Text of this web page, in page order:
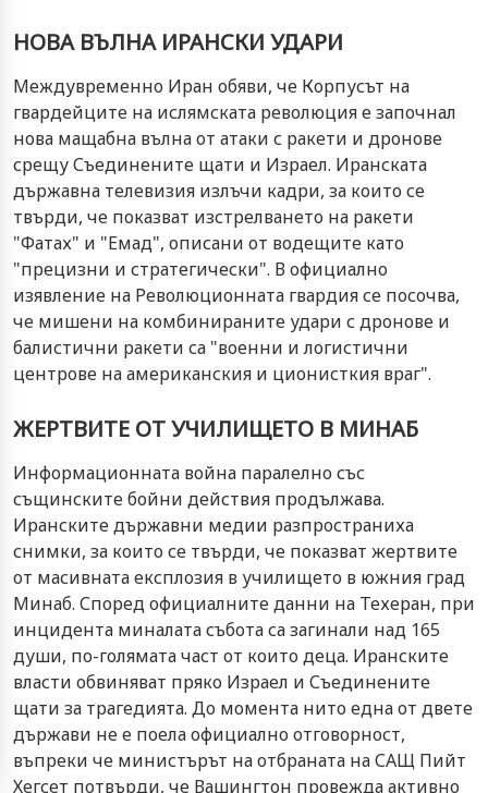
НОВА ВЪЛНА ИРАНСКИ УДАРИ
Междувременно Иран обяви, че Корпусът на
гвардейците на ислямската революция е започнал
нова мащабна вълна от атаки с ракети и дронове
срещу Съединените щати и Израел. Иранската
държавна телевизия излъчи кадри, за които се
твърди, че показват изстрелването на ракети
"Фатах" и "Емад", описани от водещите като
"прецизни и стратегически". В официално
изявление на Революционната гвардия се посочва,
че мишени на комбинираните удари с дронове и
балистични ракети са "военни и логистични
центрове на американския и ционисткия враг".
ЖЕРТВИТЕ ОТ УЧИЛИЩЕТО В МИНАБ
Информационната война паралелно със
същинските бойни действия продължава.
Иранските държавни медии разпространиха
снимки, за които се твърди, че показват жертвите
от масивната експлозия в училището в южния град
Минаб. Според официалните данни на Техеран, при
инцидента миналата събота са загинали над 165
души, по-голямата част от които деца. Иранските
власти обвиняват пряко Израел и Съединените
щати за трагедията. До момента нито една от двете
държави не е поела официално отговорност,
въпреки че министърът на отбраната на САЩ Пийт
Хегсет потвърди, че Вашингтон провежда активно